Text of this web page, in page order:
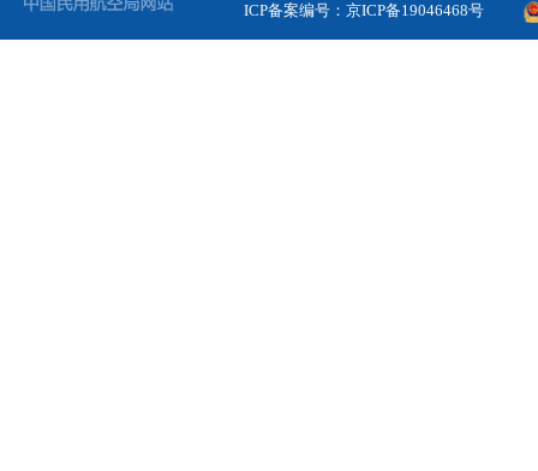
ICP备案编号：京ICP备19046468号